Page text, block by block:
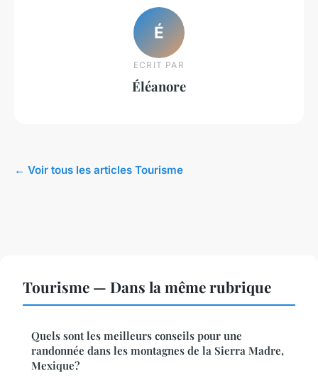
É
ECRIT PAR
Éléanore
← Voir tous les articles Tourisme
Tourisme — Dans la même rubrique
Quels sont les meilleurs conseils pour une
randonnée dans les montagnes de la Sierra Madre,
Mexique?